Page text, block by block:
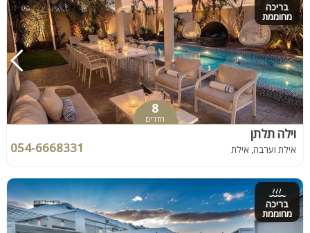
בריכה
מחוממת
8
חדרים
וילה תלתן
אילת וערבה, אילת 054-6668331
בריכה
מחוממת